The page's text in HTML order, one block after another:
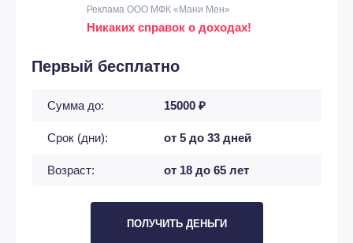
Реклама ООО МФК «Мани Мен»
Никаких справок о доходах!
Первый бесплатно
Сумма до: 15000 ₽
Срок (дни): от 5 до 33 дней
Возраст: от 18 до 65 лет
ПОЛУЧИТЬ ДЕНЬГИ